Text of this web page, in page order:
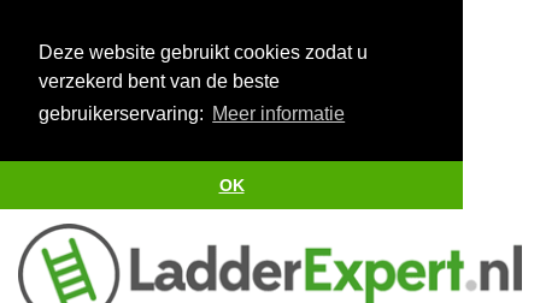
Deze website gebruikt cookies zodat u
verzekerd bent van de beste
gebruikerservaring: Meer informatie
OK